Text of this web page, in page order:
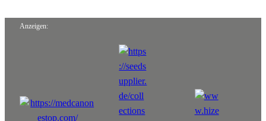
Anzeigen: